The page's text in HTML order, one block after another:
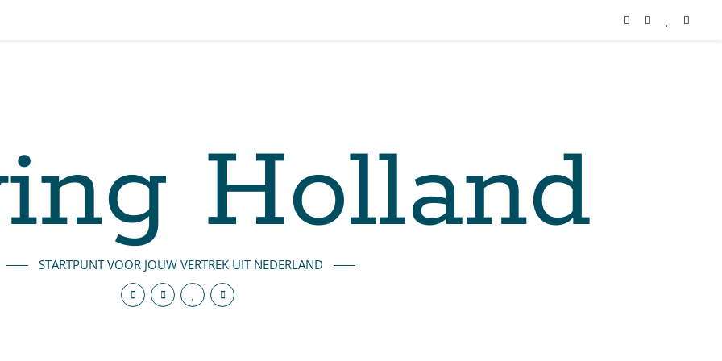
Holland
STARTPUNT VOOR JOUW VERTREK UIT NEDERLAND